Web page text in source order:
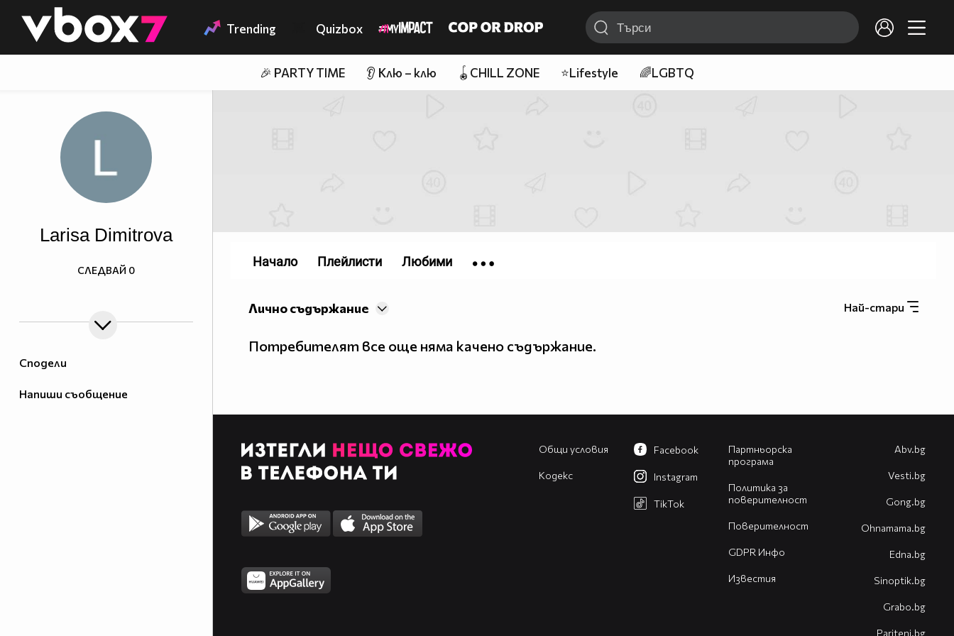
👾 Trending Quizbox
🎉 PARTY TIME 👂 Клю – клю 🪀CHILL ZONE ⭐Lifestyle 🌈LGBTQ
Сподели
Напиши съобщение
Larisa Dimitrova
СЛЕДВАЙ 0
Най-стари
Лично съдържание
Потребителят все още няма качено съдържание.
Начало Плейлисти Любими
Общи условия
Кодекс
Партньорска
програма
Политика за
поверителност
Поверителност
GDPR Инфо
Известия
Facebook
Instagram
TikTok
Abv.bg
Vesti.bg
Gong.bg
Оhnamama.bg
Edna.bg
Sinoptik.bg
Grabo.bg
Pariteni.bg